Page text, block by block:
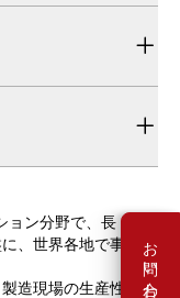
お問い合わせ
ョン分野で、長
、世界各地で事
造現場の生産性